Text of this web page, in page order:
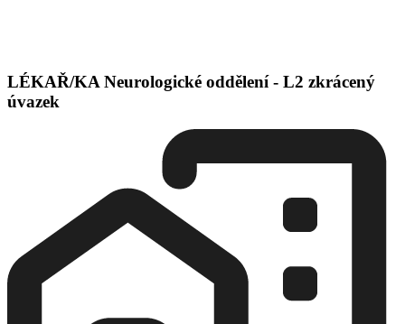
LÉKAŘ/KA Neurologické oddělení - L2 zkrácený
úvazek